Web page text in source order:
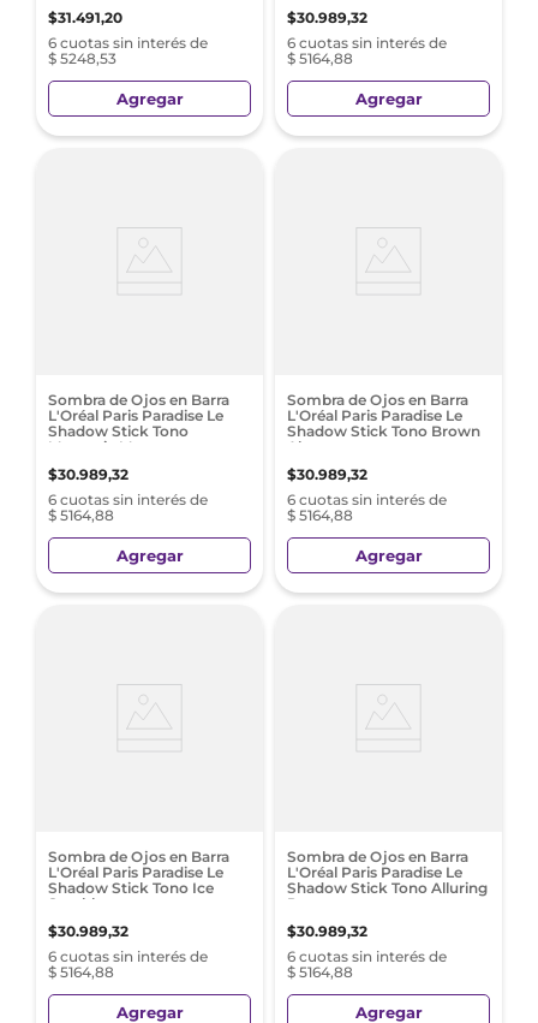
$31.491,20
6 cuotas sin interés de
$ 5248,53
Agregar
$30.989,32
6 cuotas sin interés de
$ 5164,88
Agregar
Sombra de Ojos en Barra
L'Oréal Paris Paradise Le
Shadow Stick Tono
Magnetic Mauve
$30.989,32
6 cuotas sin interés de
$ 5164,88
Agregar
Sombra de Ojos en Barra
L'Oréal Paris Paradise Le
Shadow Stick Tono Brown
Abyss
$30.989,32
6 cuotas sin interés de
$ 5164,88
Agregar
Sombra de Ojos en Barra
L'Oréal Paris Paradise Le
Shadow Stick Tono Ice
Sparkle
$30.989,32
6 cuotas sin interés de
$ 5164,88
Agregar
Sombra de Ojos en Barra
L'Oréal Paris Paradise Le
Shadow Stick Tono Alluring
Rose
$30.989,32
6 cuotas sin interés de
$ 5164,88
Agregar